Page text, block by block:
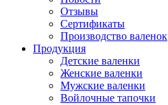
Отзывы
Сертификаты
Производство валенок
Продукция
Детские валенки
Женские валенки
Мужские валенки
Войлочные тапочки